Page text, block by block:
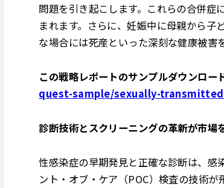
問題を引き起こします。これらの合併症
まれます。さらに、妊娠中に母親から
な場合には死産といった深刻な健康被害
この戦略レポートのサンプルダウンロー
quest-sample/sexually-
診断技術とスクリーニングの革新が市場
性感染症の早期発見と正確な診断は、感
ント・オブ・ケア（POC）検査の技術